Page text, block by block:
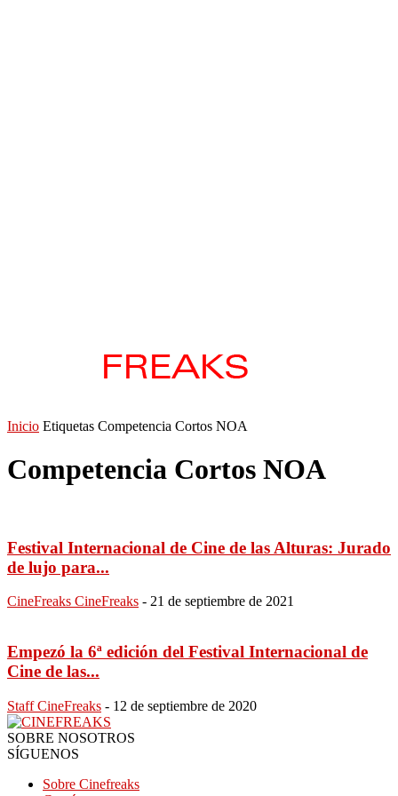
Inicio Etiquetas Competencia Cortos NOA
Competencia Cortos NOA
Festival Internacional de Cine de las Alturas: Jurado
de lujo para...
CineFreaks CineFreaks - 21 de septiembre de 2021
Empezó la 6ª edición del Festival Internacional de
Cine de las...
Staff CineFreaks - 12 de septiembre de 2020
SOBRE NOSOTROS
SÍGUENOS
Sobre Cinefreaks